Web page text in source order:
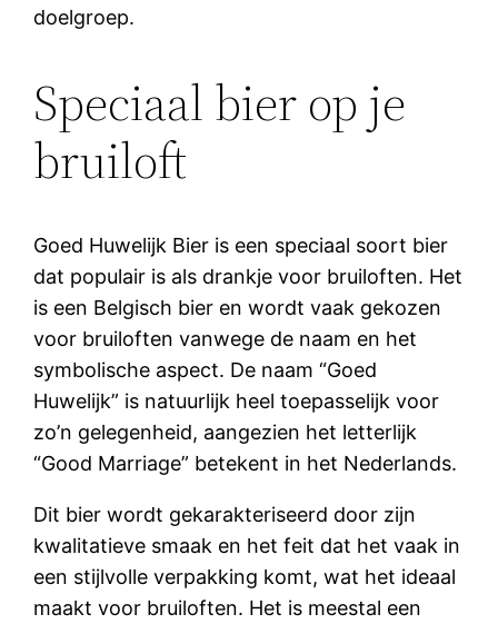
doelgroep.
Speciaal bier op je
bruiloft
Goed Huwelijk Bier is een speciaal soort bier
dat populair is als drankje voor bruiloften. Het
is een Belgisch bier en wordt vaak gekozen
voor bruiloften vanwege de naam en het
symbolische aspect. De naam “Goed
Huwelijk” is natuurlijk heel toepasselijk voor
zo’n gelegenheid, aangezien het letterlijk
“Good Marriage” betekent in het Nederlands.
Dit bier wordt gekarakteriseerd door zijn
kwalitatieve smaak en het feit dat het vaak in
een stijlvolle verpakking komt, wat het ideaal
maakt voor bruiloften. Het is meestal een